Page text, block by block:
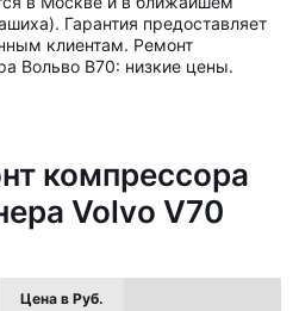
Гарантия предоставляет
клиентам. Ремонт
Вольво В70: низкие цены.
компрессора
Volvo V70
Цена в Руб.